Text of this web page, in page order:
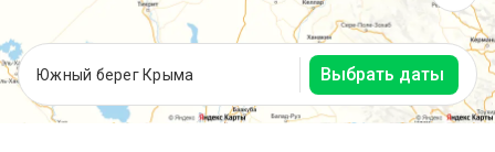
Южный берег Крыма Выбрать даты